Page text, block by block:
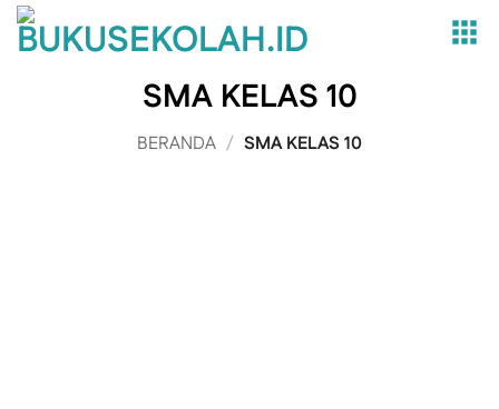
Skip
SMA KELAS 10
BERANDA / SMA KELAS 10